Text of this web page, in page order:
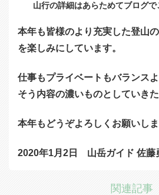
山行の詳細はあらためてブログで
本年も皆様のより充実した登山
を楽しみにしています。
仕事もプライベートもバランス
そう内容の濃いものとしていき
本年もどうぞよろしくお願いしま
2020年1月2日 山岳ガイド 佐藤
関連記事